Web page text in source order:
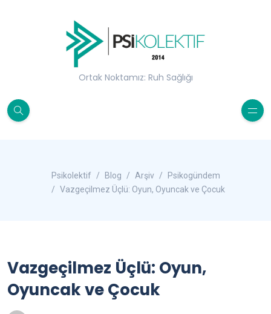
Ortak Noktamız: Ruh Sağlığı
Psikolektif Blog Arşiv
Psikogündem
Vazgeçilmez Üçlü: Oyun, Oyuncak ve Çocuk
Vazgeçilmez Üçlü: Oyun,
Oyuncak ve Çocuk